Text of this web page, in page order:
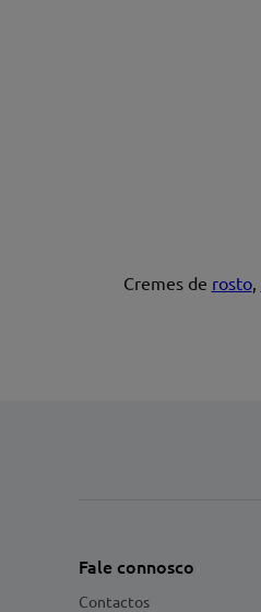
Cremes de rosto,
Fale connosco
Contactos